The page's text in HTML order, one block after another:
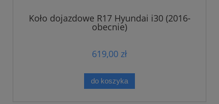
Koło dojazdowe R17 Hyundai i30 (2016-
obecnie)
619,00 zł
do koszyka